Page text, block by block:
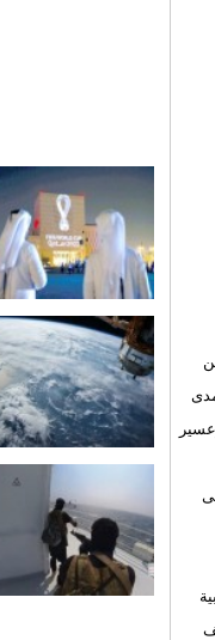
كم/ ساعة على